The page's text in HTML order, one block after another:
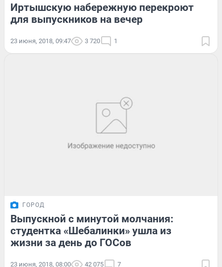
Иртышскую набережную перекроют
для выпускников на вечер
23 июня, 2018, 09:47 3 720 1
ГОРОД
Выпускной с минутой молчания:
студентка «Шебалинки» ушла из
жизни за день до ГОСов
23 июня, 2018, 08:00 42 075 7